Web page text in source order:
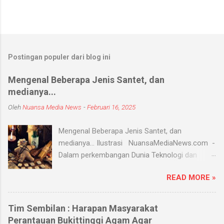
Postingan populer dari blog ini
Mengenal Beberapa Jenis Santet, dan
medianya...
OlehNuansa Media News -Februari 16, 2025
Mengenal Beberapa Jenis Santet, dan
medianya... Ilustrasi NuansaMediaNews.com -
Dalam perkembangan Dunia Teknologi dan
yang hingga saat ini masih ada dan berkembang
di masyarakat. Menurut Kamus Besar Bahasa
Indonesia (KBBI) santet berarti sihir, menyihir.
Ilmu Santet merupakan aliran ilmu hitam yang
READ MORE »
Tim Sembilan : Harapan Masyarakat
Perantauan Bukittinggi Agam Agar